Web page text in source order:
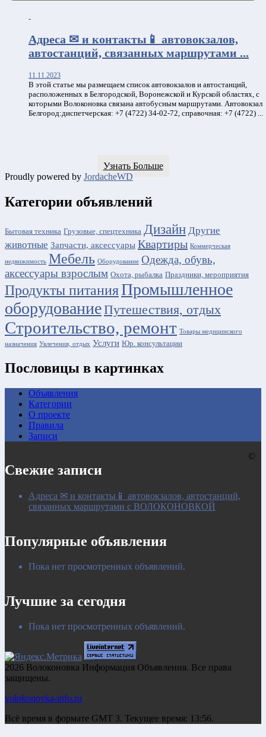
Адреса ✉ и контакты📱 автовокзалов,
автостанций, связанных маршрутами ...
11.11.2023
В этой статье мы размещаем список автовокзалов и автостанций,
расположенных в Белгородской, Воронежской и Курской областях, с
которыми Волоконовка связана автобусным маршрутами. Автовокзал
Белгород:диспетчерская: +7 (4722) 34-02-72, справочная: +7 (4722) ...
Узнать Больше
Proudly powered by JordacheWD
Категории объявлений
Бытовая техника Грузовые, спецтехника Дизайн Другие
животные Запчасти, аксессуары Квартиры Коммерческая
недвижимость Мебель Оборудование Одежда, обувь,
аксессуары взрослым Охота, рыбалка Праздники, мероприятия
Продукты питанияПромышленное
оборудованиеПутешествия, отдых
Строительство, ремонт Товары медицинского
назначения Увлечения, отдых Услуги Юр. консультации
Пословицы в картинках
Объявления
Категории
О проекте
Правила
Записи
Свежие записи
Адреса ✉ и контакты📱 автовокзалов, автостанций,
связанных маршрутами с ВОЛОКОНОВКОЙ
Популярные объявления
Пока нет просмотренных объявлений.
Лучшие за сегодня
Пока нет просмотренных объявлений.
©
2026 Волоконовка Информация Объявления. Все права
защищены.
volokonovka-info.ru
Всё время в формате GMT 3. Текущее время: 13:56.